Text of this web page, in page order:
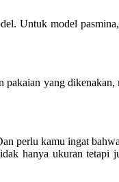
Untuk model
yang
perlu kamu ingat
hanya ukuran tetapi